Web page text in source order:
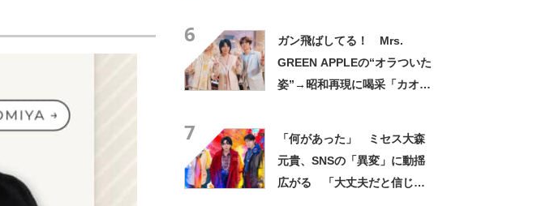
6
ガン飛ばしてる！ Mrs.
GREEN APPLEの“オラついた
姿”→昭和再現に喝采「カオス
7
「何があった」 ミセス大森
元貴、SNSの「異変」に動揺
広がる 「大丈夫だと信じた